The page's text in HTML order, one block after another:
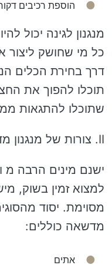
הוספת רכיבים
מנגנון לגינה יכול
כל מי שחושק ליצור
דרך בחירת הכלים
תוכלו להפוך את
שתוכלו להתגאות
II. צורות של מנגנון מדשאה
ישנם מינים הרבה מ
למצוא זמין בשוק,
מסוימת. יסוד
מדשאה כוללים:
אתים